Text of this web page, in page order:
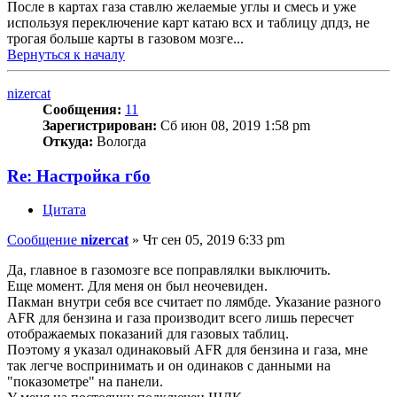
После в картах газа ставлю желаемые углы и смесь и уже
используя переключение карт катаю всх и таблицу дпдз, не
трогая больше карты в газовом мозге...
Вернуться к началу
nizercat
Сообщения: 11
Зарегистрирован: Сб июн 08, 2019 1:58 pm
Откуда: Вологда
Re: Настройка гбо
Цитата
Сообщение nizercat » Чт сен 05, 2019 6:33 pm
Да, главное в газомозге все поправлялки выключить.
Еще момент. Для меня он был неочевиден.
Пакман внутри себя все считает по лямбде. Указание разного
AFR для бензина и газа производит всего лишь пересчет
отображаемых показаний для газовых таблиц.
Поэтому я указал одинаковый AFR для бензина и газа, мне
так легче воспринимать и он одинаков с данными на
"показометре" на панели.